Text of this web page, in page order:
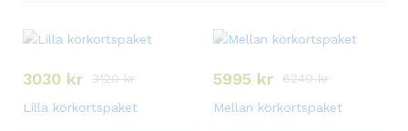
3030 kr 3120kr
Lilla körkortspaket
5995 kr 6240kr
Mellan körkortspaket